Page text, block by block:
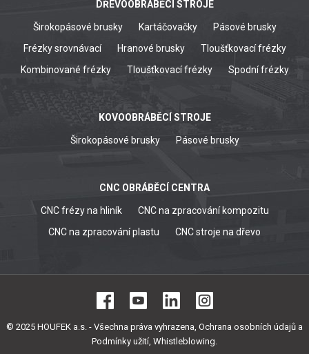
DŘEVOOBRÁBĚCÍ STROJE
Širokopásové brusky Kartáčovačky
Pásové brusky
Frézky srovnávací
Hranové brusky
Tloušťkovací frézky
Kombinované frézky
Tloušťkovací frézky Spodní frézky
KOVOOBRÁBĚCÍ STROJE
Širokopásové brusky Pásové brusky
CNC OBRÁBĚCÍ CENTRA
CNC frézy na hliník
CNC na zpracování kompozitu
CNC na zpracování plastu
CNC stroje na dřevo
© 2025 HOUFEK a.s. - Všechna práva vyhrazena, Ochrana osobních údajů a
Podmínky užití, Whistleblowing.